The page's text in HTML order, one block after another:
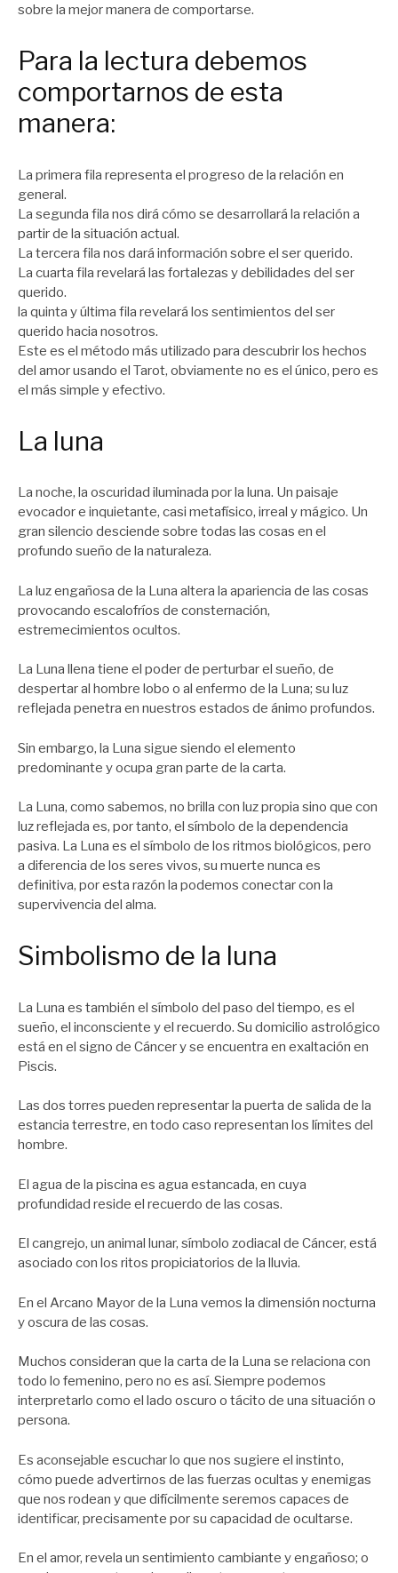
sobre la mejor manera de comportarse.
Para la lectura debemos
comportarnos de esta
manera:
La primera fila representa el progreso de la relación en
general.
La segunda fila nos dirá cómo se desarrollará la relación a
partir de la situación actual.
La tercera fila nos dará información sobre el ser querido.
La cuarta fila revelará las fortalezas y debilidades del ser
querido.
la quinta y última fila revelará los sentimientos del ser
querido hacia nosotros.
Este es el método más utilizado para descubrir los hechos
del amor usando el Tarot, obviamente no es el único, pero es
el más simple y efectivo.
La luna
La noche, la oscuridad iluminada por la luna. Un paisaje
evocador e inquietante, casi metafísico, irreal y mágico. Un
gran silencio desciende sobre todas las cosas en el
profundo sueño de la naturaleza.
La luz engañosa de la Luna altera la apariencia de las cosas
provocando escalofríos de consternación,
estremecimientos ocultos.
La Luna llena tiene el poder de perturbar el sueño, de
despertar al hombre lobo o al enfermo de la Luna; su luz
reflejada penetra en nuestros estados de ánimo profundos.
Sin embargo, la Luna sigue siendo el elemento
predominante y ocupa gran parte de la carta.
La Luna, como sabemos, no brilla con luz propia sino que con
luz reflejada es, por tanto, el símbolo de la dependencia
pasiva. La Luna es el símbolo de los ritmos biológicos, pero
a diferencia de los seres vivos, su muerte nunca es
definitiva, por esta razón la podemos conectar con la
supervivencia del alma.
Simbolismo de la luna
La Luna es también el símbolo del paso del tiempo, es el
sueño, el inconsciente y el recuerdo. Su domicilio astrológico
está en el signo de Cáncer y se encuentra en exaltación en
Piscis.
Las dos torres pueden representar la puerta de salida de la
estancia terrestre, en todo caso representan los límites del
hombre.
El agua de la piscina es agua estancada, en cuya
profundidad reside el recuerdo de las cosas.
El cangrejo, un animal lunar, símbolo zodiacal de Cáncer, está
asociado con los ritos propiciatorios de la lluvia.
En el Arcano Mayor de la Luna vemos la dimensión nocturna
y oscura de las cosas.
Muchos consideran que la carta de la Luna se relaciona con
todo lo femenino, pero no es así. Siempre podemos
interpretarlo como el lado oscuro o tácito de una situación o
persona.
Es aconsejable escuchar lo que nos sugiere el instinto,
cómo puede advertirnos de las fuerzas ocultas y enemigas
que nos rodean y que difícilmente seremos capaces de
identificar, precisamente por su capacidad de ocultarse.
En el amor, revela un sentimiento cambiante y engañoso; o